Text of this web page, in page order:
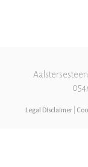
Legal Disclaimer